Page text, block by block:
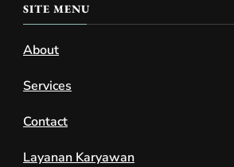
SITE MENU
About
Services
Contact
Layanan Karyawan